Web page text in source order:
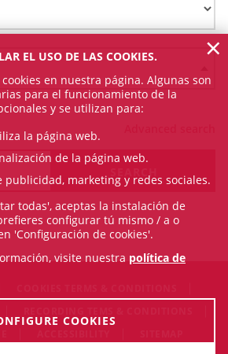
EL USO DE LAS COOKIES.
en nuestra página. Algunas son
para el funcionamiento de la
y se utilizan para:
la página web.
de la página web.
publicidad, marketing y redes sociales.
todas', aceptas la instalación de
configurar tú mismo / a o
'Configuración de cookies'.
visite nuestra política de
COOKIES
×